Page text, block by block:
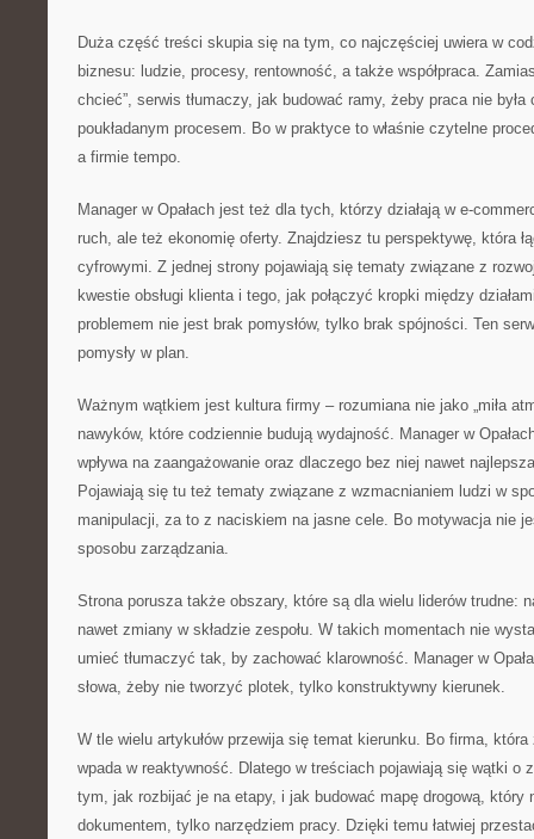
Duża część treści skupia się na tym, co najczęściej uwiera w
biznesu: ludzie, procesy, rentowność, a także współpraca.
chcieć”, serwis tłumaczy, jak budować ramy, żeby praca nie
poukładanym procesem. Bo w praktyce to właśnie czytelne
a firmie tempo.
Manager w Opałach jest też dla tych, którzy działają w e-
ruch, ale też ekonomię oferty. Znajdziesz tu perspektywę, która
cyfrowymi. Z jednej strony pojawiają się tematy związane z
kwestie obsługi klienta i tego, jak połączyć kropki między
problemem nie jest brak pomysłów, tylko brak spójności. Ten
pomysły w plan.
Ważnym wątkiem jest kultura firmy – rozumiana nie jako „miła
nawyków, które codziennie budują wydajność. Manager w
wpływa na zaangażowanie oraz dlaczego bez niej nawet
Pojawiają się tu też tematy związane z wzmacnianiem ludzi w
manipulacji, za to z naciskiem na jasne cele. Bo motywacja nie
sposobu zarządzania.
Strona porusza także obszary, które są dla wielu liderów trudne:
nawet zmiany w składzie zespołu. W takich momentach nie
umieć tłumaczyć tak, by zachować klarowność. Manager w
słowa, żeby nie tworzyć plotek, tylko konstruktywny kierunek.
W tle wielu artykułów przewija się temat kierunku. Bo firma,
wpada w reaktywność. Dlatego w treściach pojawiają się wątki o
tym, jak rozbijać je na etapy, i jak budować mapę drogową, który
dokumentem, tylko narzędziem pracy. Dzięki temu łatwiej